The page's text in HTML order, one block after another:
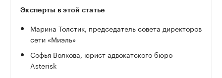
Эксперты в этой статье
Марина Толстик, председатель совета директоров
сети «Миэль»
Софья Волкова, юрист адвокатского бюро
Asterisk